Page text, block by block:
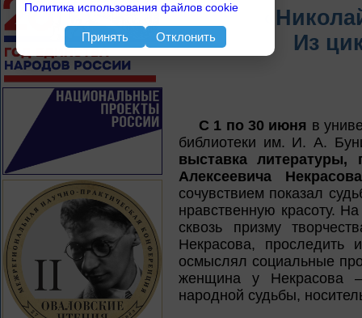
Из
С 1 по 30 июня в
библиотеки им. И. А.
выставка
Алексеевича Некрасова
сочувствием показал
нравственную красоту.
сквозь призму
Некрасова, проследить
осмыслял социальные
женщина у Некрасова
народной судьбы,
Политика использования файлов cookie
Принять Отклонить